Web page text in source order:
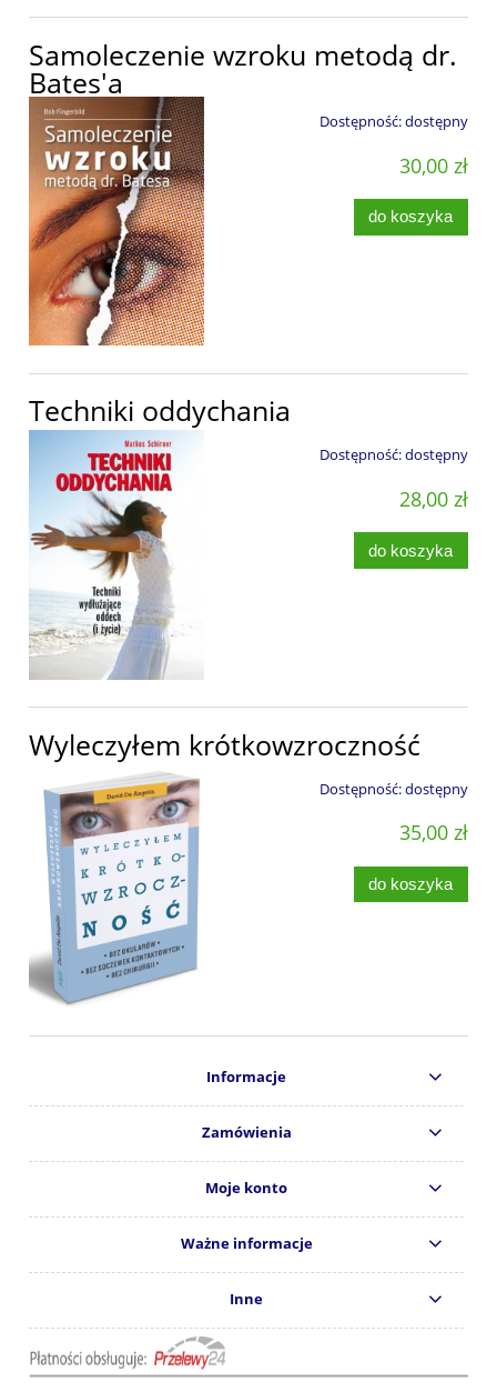
Samoleczenie wzroku metodą dr.
Bates'a
Dostępność:dostępny
30,00 zł
do koszyka
Techniki oddychania
Dostępność:dostępny
28,00 zł
do koszyka
Wyleczyłem krótkowzroczność
Dostępność:dostępny
35,00 zł
do koszyka
Informacje
Zamówienia
Moje konto
Ważne informacje
Inne